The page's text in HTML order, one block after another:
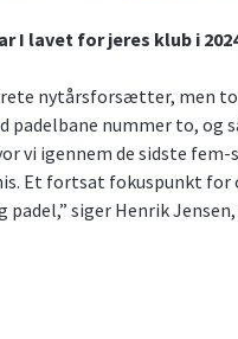
lavet for jeres klub i
nytårsforsætter, men
padelbane nummer to, og
vi igennem de sidste
Et fortsat fokuspunkt
siger Henrik